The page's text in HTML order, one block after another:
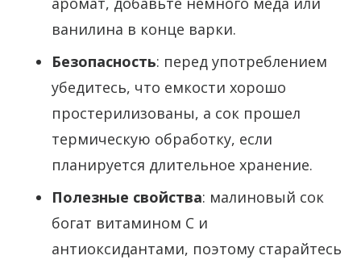
ванилина в конце варки.
Безопасность: перед употреблением
убедитесь, что емкости хорошо
простерилизованы, а сок прошел
термическую обработку, если
планируется длительное хранение.
Полезные свойства: малиновый сок
богат витамином C и
антиоксидантами, поэтому старайтесь